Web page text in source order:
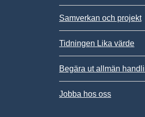
Samverkan och projekt
Tidningen Lika värde
Begära ut allmän
Jobba hos oss